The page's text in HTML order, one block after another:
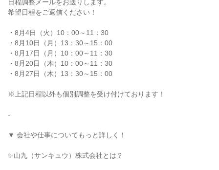
日程調整メールをお送りします。
希望日程をご返信ください！
・8月4日（火）10：00～11：30
・8月10日（月）13：30～15：00
・8月17日（月）10：00～11：30
・8月20日（木）10：00～11：30
・8月27日（木）13：30～15：00
※上記日程以外も個別調整を受け付けております！
-
▼ 会社や仕事についてもっと詳しく！
✨山九（サンキュウ）株式会社とは？